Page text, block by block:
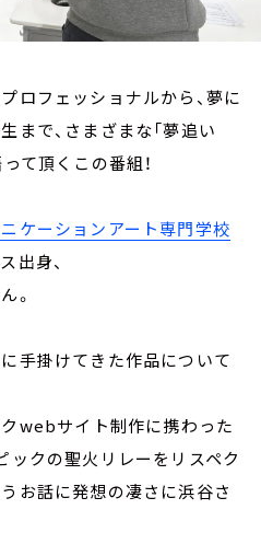
ロフェッショナルから、夢に
まで、さまざまな「夢追い
て頂くこの番組！
ケーションアート専門学校
出身、
。
手掛けてきた作品について
webサイト制作に携わった
ックの聖火リレーをリスペク
お話に発想の凄さに浜谷さ